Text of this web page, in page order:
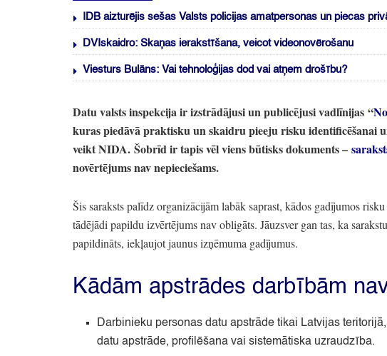
IDB aizturējis sešas Valsts policijas amatpersonas un piecas
DVIskaidro: Skaņas ierakstīšana, veicot videonovērošanu
Viesturs Bulāns: Vai tehnoloģijas dod vai atņem drošību?
Datu valsts inspekcija ir izstrādājusi un publicējusi vadlīnijas “
kuras piedāvā praktisku un skaidru pieeju risku identificēšanai
veikt NIDA. Šobrīd ir tapis vēl viens būtisks dokuments–
novērtējums nav nepieciešams.
Šis saraksts palīdz organizācijām labāk saprast, kādos gadījumos
tādējādi papildu izvērtējums nav obligāts. Jāuzsver gan tas, ka
papildināts, iekļaujot jaunus izņēmuma gadījumus.
Kādām apstrādes darbībām
Darbinieku personas datu apstrāde tikai Latvijas teritorijā,
datu apstrāde, profilēšana vai sistemātiska uzraudzība.